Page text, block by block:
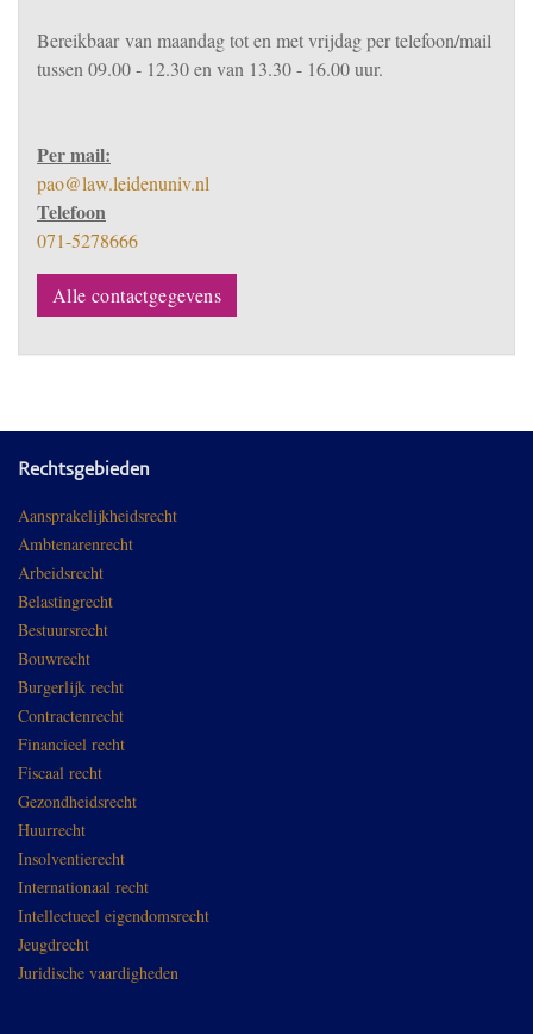
Bereikbaarvan maandag tot en met vrijdag per telefoon/mail
tussen 09.00 - 12.30 en van 13.30 - 16.00 uur.
Per mail:
pao@law.leidenuniv.nl
Telefoon
071-5278666
Alle contactgegevens
Rechtsgebieden
Aansprakelijkheidsrecht
Ambtenarenrecht
Arbeidsrecht
Belastingrecht
Bestuursrecht
Bouwrecht
Burgerlijk recht
Contractenrecht
Financieel recht
Fiscaal recht
Gezondheidsrecht
Huurrecht
Insolventierecht
Internationaal recht
Intellectueel eigendomsrecht
Jeugdrecht
Juridische vaardigheden